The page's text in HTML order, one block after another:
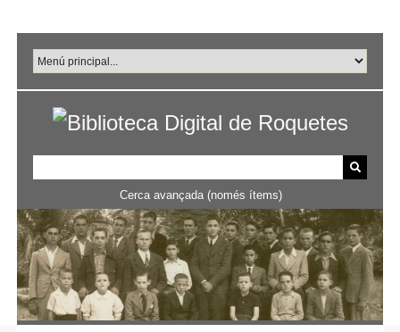
principal
Cerca avançada (només ítems)